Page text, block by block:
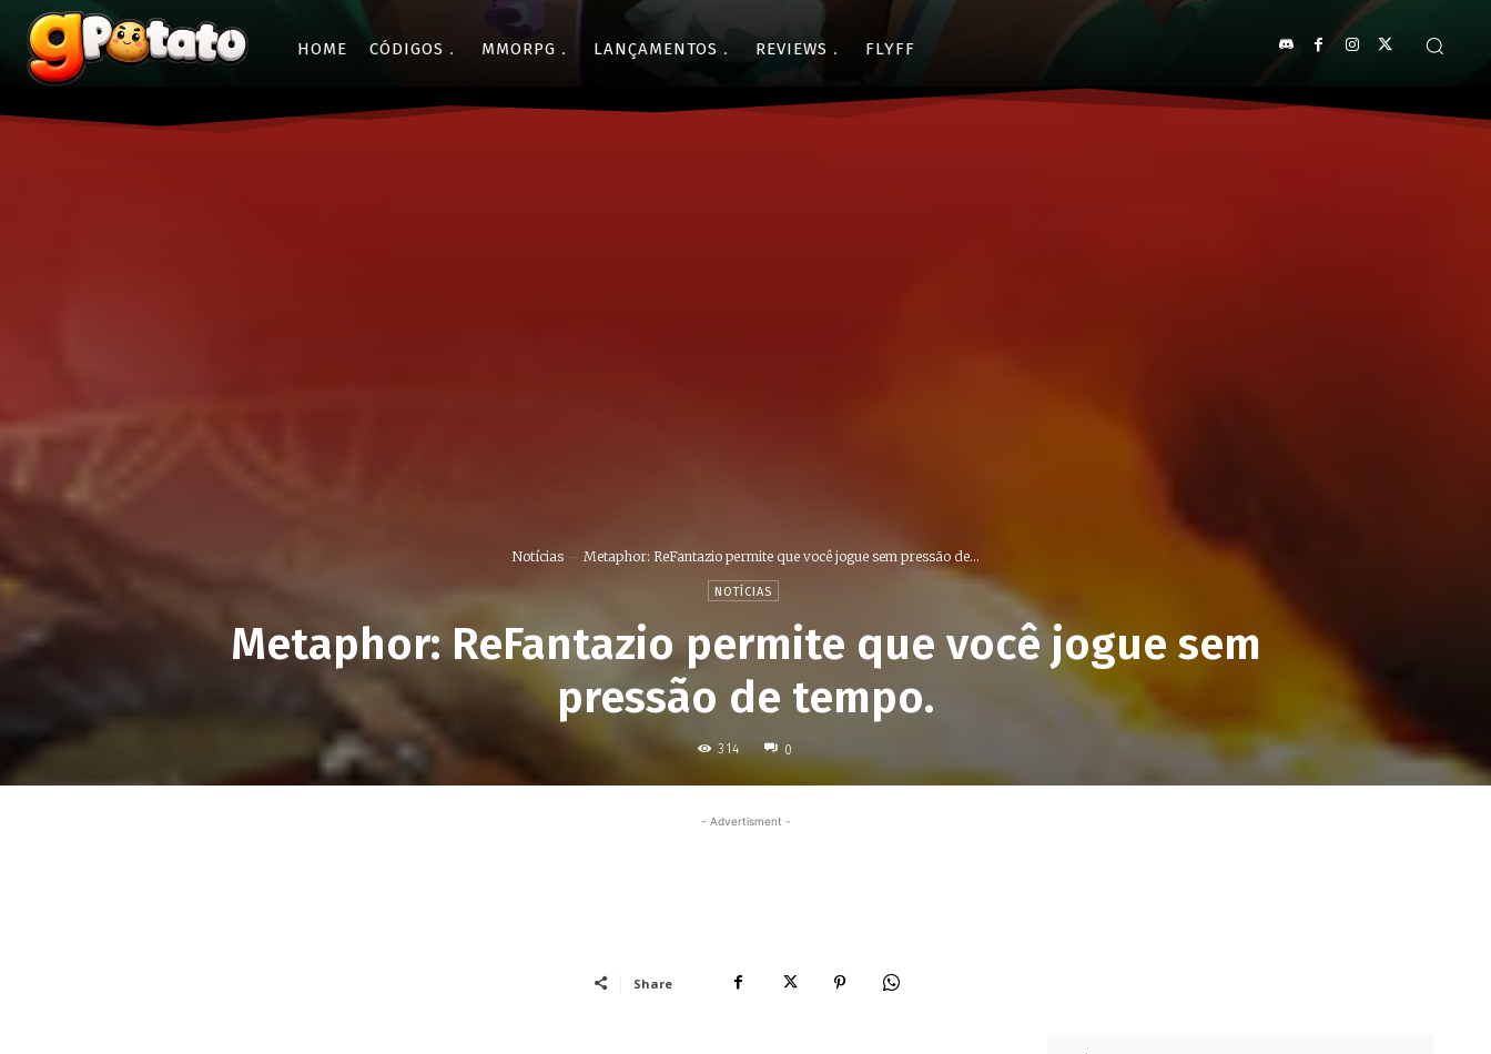
HOME CÓDIGOS MMORPG LANÇAMENTOS REVIEWS FLYFF
Notícias Metaphor: ReFantazio permite que você jogue sem pressão de...
NOTÍCIAS
Metaphor: ReFantazio permite que você jogue sem
pressão de tempo.
314 0
- Advertisment -
Share